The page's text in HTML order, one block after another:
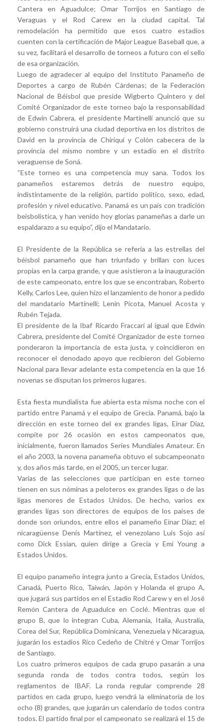
Cantera en Aguadulce; Omar Torrijos en Santiago de
Veraguas y el Rod Carew en la ciudad capital. Tal
remodelación ha permitido que esos cuatro estadios
cuenten con la certificación de Major League Baseball que, a
su vez, facilitará el desarrollo de torneos a futuro con el sello
de esa organización.
Luego de agradecer al equipo del Instituto Panameño de
Deportes a cargo de Rubén Cárdenas; de la Federación
Nacional de Béisbol que preside Wigberto Quintero y del
Comité Organizador de este torneo bajo la responsabilidad
de Edwin Cabrera, el presidente Martinelli anunció que su
gobierno construirá una ciudad deportiva en los distritos de
David en la provincia de Chiriquí y Colón cabecera de la
provincia del mismo nombre y un estadio en el distrito
veraguense de Soná.
“Este torneo es una competencia muy sana. Todos los
panameños estaremos detrás de nuestro equipo,
indistintamente de la religión, partido político, sexo, edad,
profesión y nivel educativo. Panamá es un país con tradición
beisbolística, y han venido hoy glorias panameñas a darle un
espaldarazo a su equipo”, dijo el Mandatario.
El Presidente de la República se refería a las estrellas del
béisbol panameño que han triunfado y brillan con luces
propias en la carpa grande, y que asistieron a la inauguración
de este campeonato, entre los que se encontraban, Roberto
Kelly, Carlos Lee, quien hizo el lanzamiento de honor a pedido
del mandatario Martinelli; Lenín Picota, Manuel Acosta y
Rubén Tejada.
El presidente de la Ibaf Ricardo Fraccari al igual que Edwin
Cabrera, presidente del Comité Organizador de este torneo
ponderaron la importancia de esta justa, y coincidieron en
reconocer el denodado apoyo que recibieron del Gobierno
Nacional para llevar adelante esta competencia en la que 16
novenas se disputan los primeros lugares.
Esta fiesta mundialista fue abierta esta misma noche con el
partido entre Panamá y el equipo de Grecia. Panamá, bajo la
dirección en este torneo del ex grandes ligas, Einar Díaz,
compite por 26 ocasión en estos campeonatos que,
inicialmente, fueron llamados Series Mundiales Amateur. En
el año 2003, la novena panameña obtuvo el subcampeonato
y, dos años más tarde, en el 2005, un tercer lugar.
Varias de las selecciones que participan en este torneo
tienen en sus nóminas a peloteros ex grandes ligas o de las
ligas menores de Estados Unidos. De hecho, varios ex
grandes ligas son directores de equipos de los países de
donde son oriundos, entre ellos el panameño Einar Díaz; el
nicaragüense Denis Martínez, el venezolano Luis Sojo así
como Dick Essian, quien dirige a Grecia y Emi Young a
Estados Unidos.
El equipo panameño integra junto a Grecia, Estados Unidos,
Canadá, Puerto Rico, Taiwán, Japón y Holanda el grupo A,
que jugará sus partidos en el Estadio Rod Carew y en el José
Remón Cantera de Aguadulce en Coclé. Mientras que el
grupo B, que lo integran Cuba, Alemania, Italia, Australia,
Corea del Sur, República Dominicana, Venezuela y Nicaragua,
jugarán los estadios Rico Cedeño de Chitré y Omar Torrijos
de Santiago.
Los cuatro primeros equipos de cada grupo pasarán a una
segunda ronda de todos contra todos, según los
reglamentos de IBAF. La ronda regular comprende 28
partidos en cada grupo, luego vendrá la eliminatoria de los
ocho (8) grandes, que jugarán un calendario de todos contra
todos. El partido final por el campeonato se realizará el 15 de